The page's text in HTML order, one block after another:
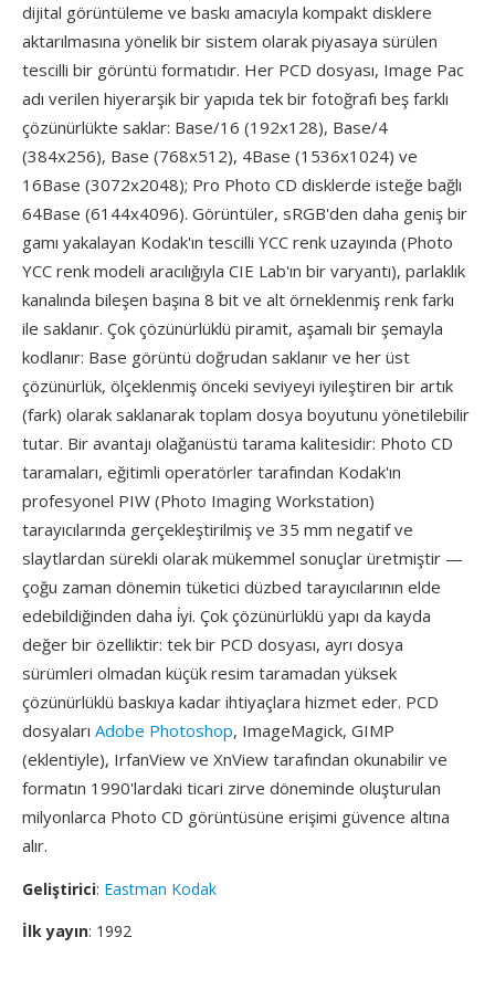
dijital görüntüleme ve baskı amacıyla kompakt disklere
aktarılmasına yönelik bir sistem olarak piyasaya sürülen
tescilli bir görüntü formatıdır. Her PCD dosyası, Image Pac
adı verilen hiyerarşik bir yapıda tek bir fotoğrafı beş farklı
çözünürlükte saklar: Base/16 (192x128), Base/4
(384x256), Base (768x512), 4Base (1536x1024) ve
16Base (3072x2048); Pro Photo CD disklerde isteğe bağlı
64Base (6144x4096). Görüntüler, sRGB'den daha geniş bir
gamı yakalayan Kodak'ın tescilli YCC renk uzayında (Photo
YCC renk modeli aracılığıyla CIE Lab'ın bir varyantı), parlaklık
kanalında bileşen başına 8 bit ve alt örneklenmiş renk farkı
ile saklanır. Çok çözünürlüklü piramit, aşamalı bir şemayla
kodlanır: Base görüntü doğrudan saklanır ve her üst
çözünürlük, ölçeklenmiş önceki seviyeyi iyileştiren bir artık
(fark) olarak saklanarak toplam dosya boyutunu yönetilebilir
tutar. Bir avantajı olağanüstü tarama kalitesidir: Photo CD
taramaları, eğitimli operatörler tarafından Kodak'ın
profesyonel PIW (Photo Imaging Workstation)
tarayıcılarında gerçekleştirilmiş ve 35 mm negatif ve
slaytlardan sürekli olarak mükemmel sonuçlar üretmiştir —
çoğu zaman dönemin tüketici düzbed tarayıcılarının elde
edebildiğinden daha i̇yi. Çok çözünürlüklü yapı da kayda
değer bir özelliktir: tek bir PCD dosyası, ayrı dosya
sürümleri olmadan küçük resim taramadan yüksek
çözünürlüklü baskıya kadar ihtiyaçlara hizmet eder. PCD
dosyaları Adobe Photoshop, ImageMagick, GIMP
(eklentiyle), IrfanView ve XnView tarafından okunabilir ve
formatın 1990'lardaki ticari zirve döneminde oluşturulan
milyonlarca Photo CD görüntüsüne erişimi güvence altına
alır.
Geliştirici: Eastman Kodak
İlk yayın: 1992